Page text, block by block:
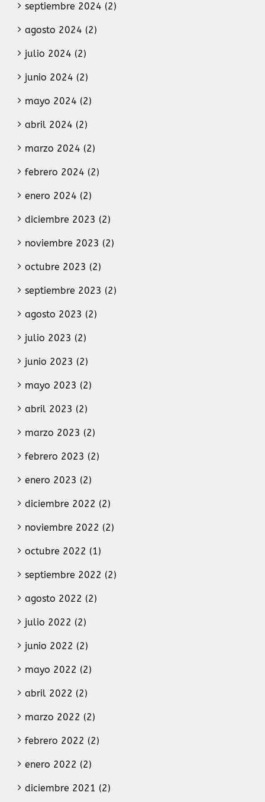
septiembre 2024 (2)
agosto 2024 (2)
julio 2024 (2)
junio 2024 (2)
mayo 2024 (2)
abril 2024 (2)
marzo 2024 (2)
febrero 2024 (2)
enero 2024 (2)
diciembre 2023 (2)
noviembre 2023 (2)
octubre 2023 (2)
septiembre 2023 (2)
agosto 2023 (2)
julio 2023 (2)
junio 2023 (2)
mayo 2023 (2)
abril 2023 (2)
marzo 2023 (2)
febrero 2023 (2)
enero 2023 (2)
diciembre 2022 (2)
noviembre 2022 (2)
octubre 2022 (1)
septiembre 2022 (2)
agosto 2022 (2)
julio 2022 (2)
junio 2022 (2)
mayo 2022 (2)
abril 2022 (2)
marzo 2022 (2)
febrero 2022 (2)
enero 2022 (2)
diciembre 2021 (2)